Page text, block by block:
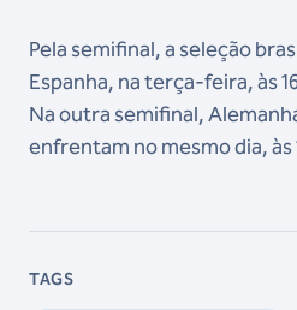
Pela semifinal, a seleção
Espanha, na terça-feira, às
Na outra semifinal,
enfrentam no mesmo dia, às
TAGS